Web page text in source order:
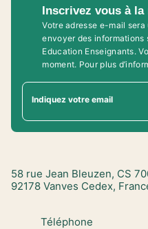
Inscrivez vous à
Votre adresse e-mail
envoyer des
Education Enseignants.
moment. Pour plus
Indiquez votre email
58 rue Jean Bleuzen, CS
92178 Vanves Cedex,
Téléphone